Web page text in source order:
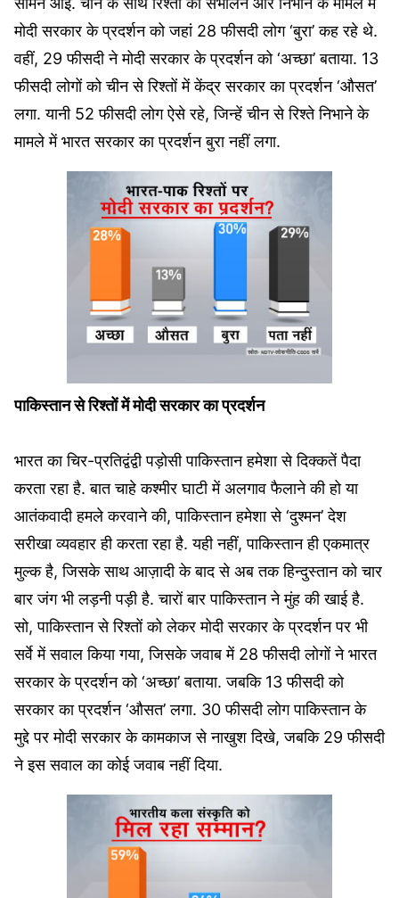
मोदी सरकार के प्रदर्शन को जहां 28 फीसदी लोग ‘बुरा’ कह रहे थे.
वहीं, 29 फीसदी ने मोदी सरकार के प्रदर्शन को ‘अच्छा’ बताया. 13
फीसदी लोगों को चीन से रिश्तों में केंद्र सरकार का प्रदर्शन ‘औसत’
लगा. यानी 52 फीसदी लोग ऐसे रहे, जिन्हें चीन से रिश्ते निभाने के
मामले में भारत सरकार का प्रदर्शन बुरा नहीं लगा.
पाकिस्तान से रिश्तों में मोदी सरकार का प्रदर्शन
भारत का चिर-प्रतिद्वंद्वी पड़ोसी पाकिस्तान हमेशा से दिक्कतें पैदा
करता रहा है. बात चाहे कश्मीर घाटी में अलगाव फैलाने की हो या
आतंकवादी हमले करवाने की, पाकिस्तान हमेशा से ‘दुश्मन’ देश
सरीखा व्यवहार ही करता रहा है. यही नहीं, पाकिस्तान ही एकमात्र
मुल्क है, जिसके साथ आज़ादी के बाद से अब तक हिन्दुस्तान को चार
बार जंग भी लड़नी पड़ी है. चारों बार पाकिस्तान ने मुंह की खाई है.
सो, पाकिस्तान से रिश्तों को लेकर मोदी सरकार के प्रदर्शन पर भी
सर्वे में सवाल किया गया, जिसके जवाब में 28 फीसदी लोगों ने भारत
सरकार के प्रदर्शन को ‘अच्छा’ बताया. जबकि 13 फीसदी को
सरकार का प्रदर्शन ‘औसत’ लगा. 30 फीसदी लोग पाकिस्तान के
मुद्दे पर मोदी सरकार के कामकाज से नाखुश दिखे, जबकि 29 फीसदी
ने इस सवाल का कोई जवाब नहीं दिया.